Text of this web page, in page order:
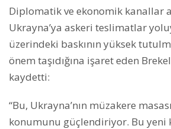
Diplomatik ve ekonomik kanallar
Ukrayna’ya askeri teslimatlar
üzerindeki baskının yüksek
önem taşıdığına işaret eden
kaydetti:
“Bu, Ukrayna’nın müzakere
konumunu güçlendiriyor. Bu yeni